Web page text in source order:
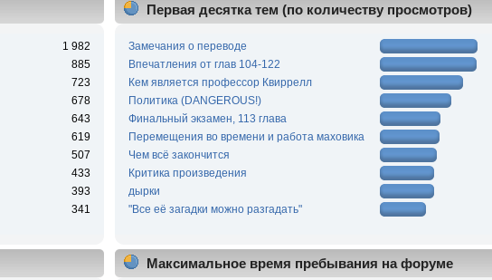
1 982
885
723
678
643
619
507
433
393
341
Первая десятка тем (по количеству просмотров)
Замечания о переводе
Впечатления от глав 104-122
Кем является профессор Квиррелл
Политика (DANGEROUS!)
Финальный экзамен, 113 глава
Перемещения во времени и работа маховика
Чем всё закончится
Критика произведения
дырки
"Все её загадки можно разгадать"
Максимальное время пребывания на форуме